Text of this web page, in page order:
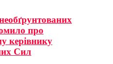
про
керівнику
Сил